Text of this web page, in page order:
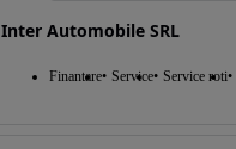
Inter Automobile SRL
Finantare Service Service roti